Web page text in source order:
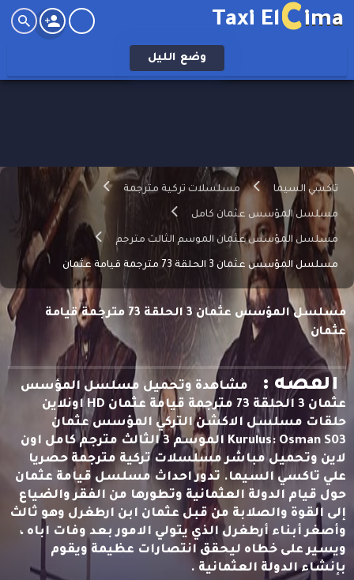
Taxi ElCima
وضع الليل
تاكسي السيما مسلسلات تركية مترجمة
مسلسل المؤسس عثمان كامل
مسلسل المؤسس عثمان الموسم الثالث مترجم
مسلسل المؤسس عثمان 3 الحلقة 73 مترجمة قيامة عثمان
مسلسل المؤسس عثمان 3 الحلقة 73 مترجمة قيامة
عثمان
القصه :
مشاهدة وتحميل مسلسل المؤسس
عثمان 3 الحلقة 73 مترجمة قيامة عثمان HD اونلاين
حلقات مسلسل الاكشن التركي المؤسس عثمان
Kurulus: Osman S03 الموسم 3 الثالث مترجم كامل اون
لاين وتحميل مباشر مسلسلات تركية مترجمة حصريا
علي تاكسي السيما. تدور احداث مسلسل قيامة عثمان
حول قيام الدولة العثمانية وتطورها من الفقر والضياع
إلى القوة والصلابة من قبل عثمان ابن ارطغرل وهو ثالث
وأصغر أبناء أرطغرل الذي يتولي الامور بعد وفات اباه ،
ويسير على خطاه ليحقق انتصارات عظيمة ويقوم
بإنشاء الدولة العثمانية .